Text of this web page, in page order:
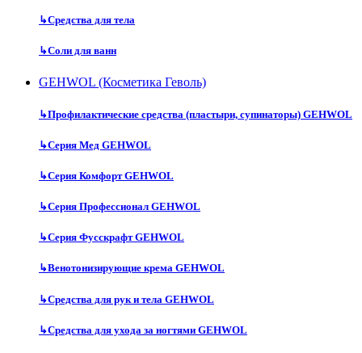
↳Средства для тела
↳Соли для ванн
GEHWOL (Косметика Геволь)
↳Профилактические средства (пластыри, супинаторы) GEHWOL
↳Серия Мед GEHWOL
↳Серия Комфорт GEHWOL
↳Серия Профессионал GEHWOL
↳Серия Фусскрафт GEHWOL
↳Венотонизирующие крема GEHWOL
↳Средства для рук и тела GEHWOL
↳Средства для ухода за ногтями GEHWOL